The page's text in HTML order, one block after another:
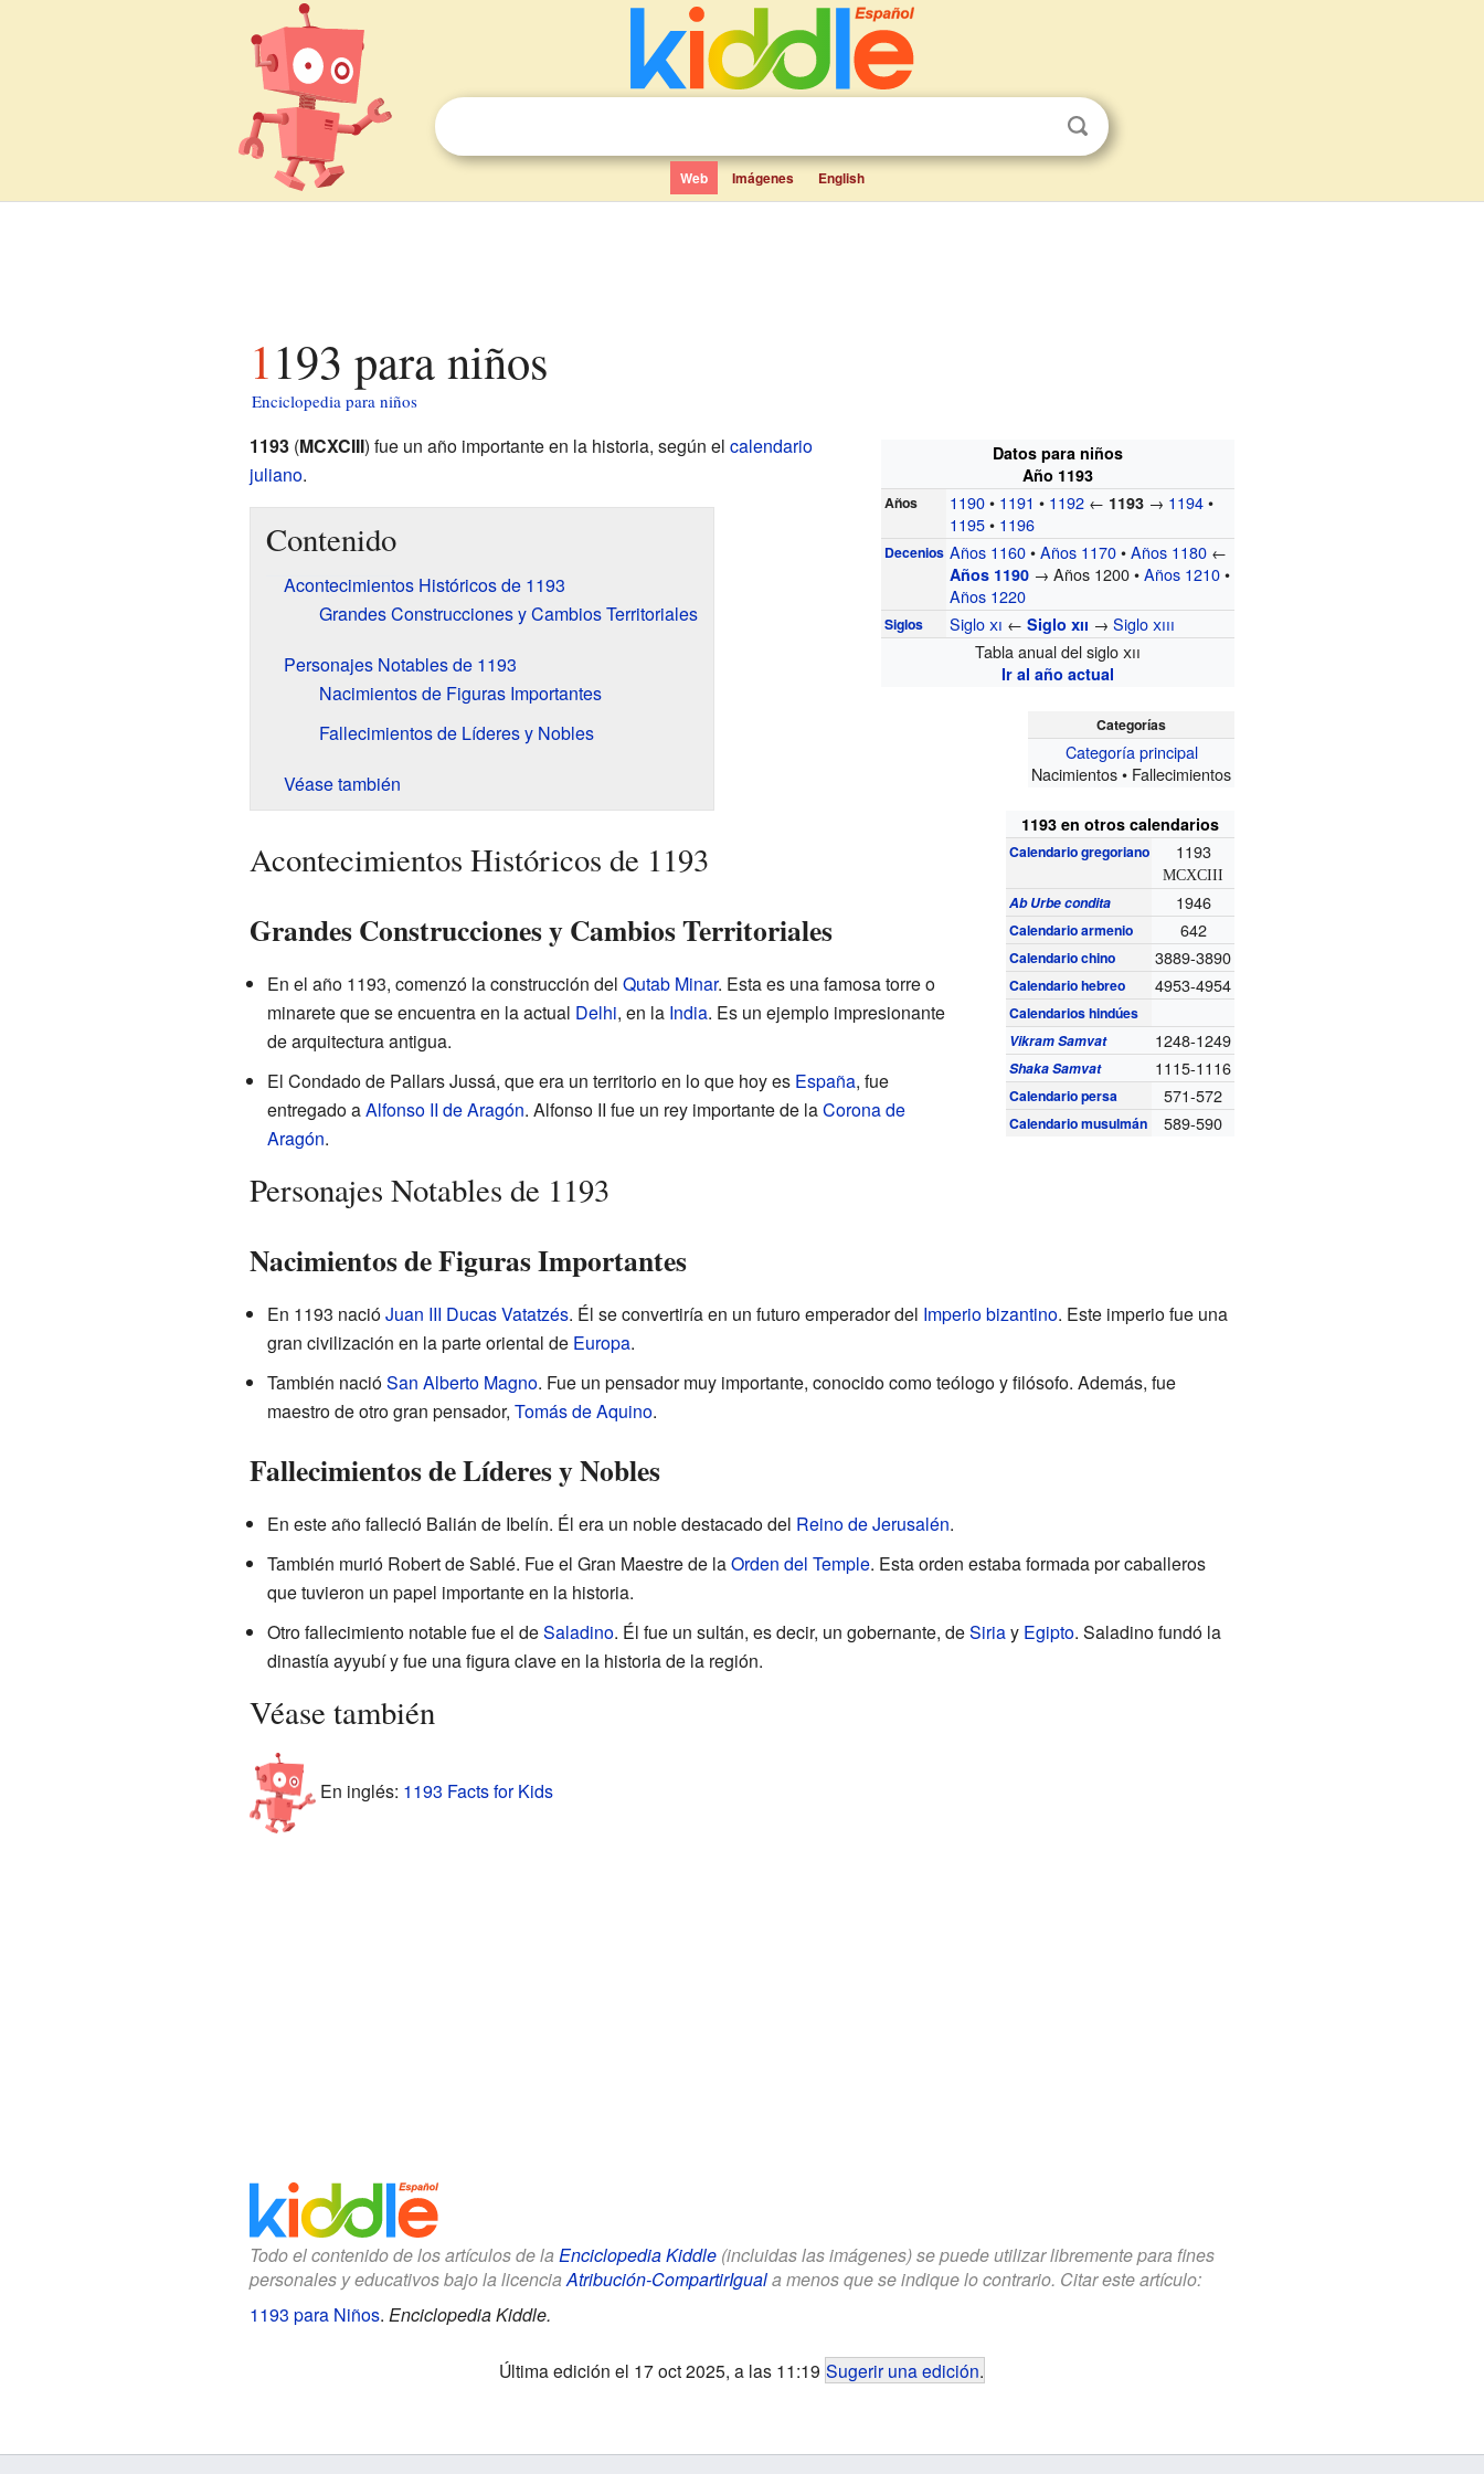
Web Imágenes English
1193 para niños
Enciclopedia para niños
Datos para niños
Año 1193
Años 1190• 1191 • 1192 ← 1193 → 1194•
1195• 1196
Decenios Años 1160•Años 1170•Años 1180 ←
Años 1190 → Años 1200 •Años 1210•
Años 1220
Siglos Sigloxi ←Sigloxii →Sigloxiii
Tabla anual del sigloxii
Ir al año actual
Categorías
Categoría principal
Nacimientos • Fallecimientos
1193 en otros calendarios
Calendario gregoriano 1193
MCXCIII
Ab Urbe condita 1946
Calendario armenio 642
Calendario chino 3889-3890
Calendario hebreo 4953-4954
Calendarios hindúes
Vikram Samvat
1248-1249
Shaka Samvat 1115-1116
Calendario persa 571-572
Calendario musulmán 589-590
1193(MCXCIII) fue un año importante en la historia, según el calendario
juliano.
Contenido
Acontecimientos Históricos de 1193
Grandes Construcciones y Cambios Territoriales
Personajes Notables de 1193
Nacimientos de Figuras Importantes
Fallecimientos de Líderes y Nobles
Véase también
Acontecimientos Históricos de 1193
Grandes Construcciones y Cambios Territoriales
En el año 1193, comenzó la construcción del Qutab Minar. Esta es una famosa torre o
minarete que se encuentra en la actual Delhi, en la India. Es un ejemplo impresionante
de arquitectura antigua.
El Condado de Pallars Jussá, que era un territorio en lo que hoy es España, fue
entregado aAlfonso II de Aragón. Alfonso II fue un rey importante de laCorona de
Aragón.
Personajes Notables de 1193
Nacimientos de Figuras Importantes
En 1193 nacióJuan III Ducas Vatatzés. Él se convertiría en un futuro emperador del Imperio bizantino. Este imperio fue una
gran civilización en la parte oriental de Europa.
También nacióSan Alberto Magno. Fue un pensador muy importante, conocido como teólogo y filósofo. Además, fue
maestro de otro gran pensador, Tomás de Aquino.
Fallecimientos de Líderes y Nobles
En este año falleció Balián de Ibelín. Él era un noble destacado del Reino de Jerusalén.
También murió Robert de Sablé. Fue el Gran Maestre de laOrden del Temple. Esta orden estaba formada por caballeros
que tuvieron un papel importante en la historia.
Otro fallecimiento notable fue el deSaladino. Él fue un sultán, es decir, un gobernante, deSiriay Egipto. Saladino fundó la
dinastía ayyubí y fue una figura clave en la historia de la región.
Véase también
En inglés: 1193 Facts for Kids
Todo el contenido de los artículos de la Enciclopedia Kiddle(incluidas las imágenes) se puede utilizar libremente para fines
personales y educativos bajo la licenciaAtribución-CompartirIguala menos que se indique lo contrario. Citar este artículo:
1193 para Niños. Enciclopedia Kiddle.
Última edición el 17 oct 2025, a las 11:19 Sugerir una edición.